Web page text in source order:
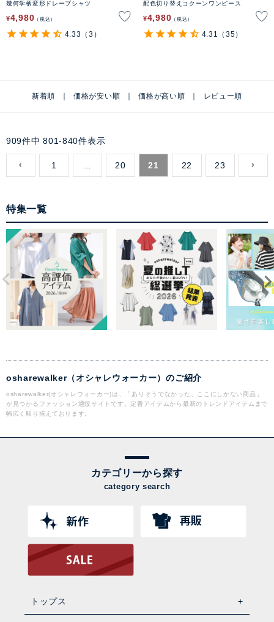
幾何学柄変形ドレープシャツ
¥4,980 税込
4.33 （3）
配色切り替えコクーンワンピース
¥4,980 税込
4.31 （35）
新着順 価格が安い順 価格が高い順 レビュー順
909件中 801-840件表示
1 20 21 22 23
特集一覧
osharewalker（オシャレウォーカー）のご紹介
osharewalker(オシャレウォーカー)は、「ありそうでなかった、ここにしかない商品」
が見つかるファッション通販サイトです。定番アイテムから最新のトレンドアイテムまで
幅広く取り揃えております。
カテゴリーから探す
category search
トップス